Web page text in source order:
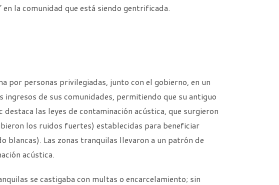
la comunidad que está siendo gentrificada.
por personas privilegiadas, junto con el gobierno, en un
de sus comunidades, permitiendo que su antiguo
las leyes de contaminación acústica, que surgieron
los ruidos fuertes) establecidas para beneficiar
blancas). Las zonas tranquilas llevaron a un patrón de
acústica.
se castigaba con multas o encarcelamiento; sin